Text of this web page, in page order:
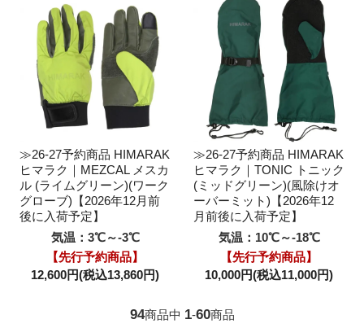
≫26-27予約商品 HIMARAK
ヒマラク｜MEZCAL メスカ
ル (ライムグリーン)(ワーク
グローブ)【2026年12月前
後に入荷予定】
気温：3℃～-3℃
【先行予約商品】
12,600円(税込13,860円)
≫26-27予約商品 HIMARAK
ヒマラク｜TONIC トニック
(ミッドグリーン)(風除けオ
ーバーミット)【2026年12
月前後に入荷予定】
気温：10℃～-18℃
【先行予約商品】
10,000円(税込11,000円)
94商品中 1-60商品